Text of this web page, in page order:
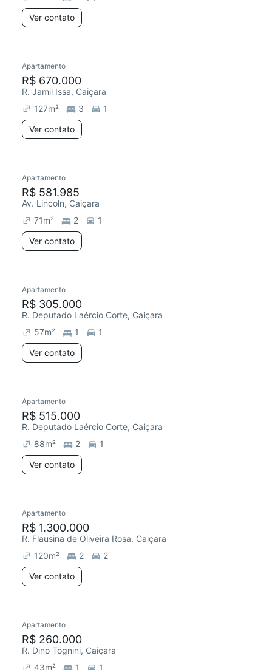
Ver contato
Apartamento
R$ 670.000
R. Jamil Issa, Caiçara
127m² 3
1
Ver contato
Apartamento
R$ 581.985
Av. Lincoln, Caiçara
71m² 2
1
Ver contato
Apartamento
R$ 305.000
R. Deputado Laércio Corte, Caiçara
57m² 1
1
Ver contato
Apartamento
R$ 515.000
R. Deputado Laércio Corte, Caiçara
88m² 2
1
Ver contato
Apartamento
R$ 1.300.000
R. Flausina de Oliveira Rosa, Caiçara
120m² 2
2
Ver contato
Apartamento
R$ 260.000
R. Dino Tognini, Caiçara
43m² 1 1